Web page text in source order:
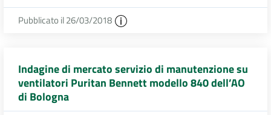
Pubblicato il 26/03/2018
Indagine di mercato servizio di manutenzione su
ventilatori Puritan Bennett modello 840 dell’AO
di Bologna